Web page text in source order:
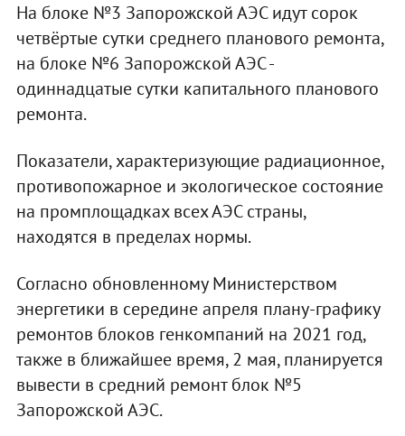
На блоке №3 Запорожской АЭС идут сорок
четвёртые сутки среднего планового ремонта,
на блоке №6 Запорожской АЭС -
одиннадцатые сутки капитального планового
ремонта.
Показатели, характеризующие радиационное,
противопожарное и экологическое состояние
на промплощадках всех АЭС страны,
находятся в пределах нормы.
Согласно обновленному Министерством
энергетики в середине апреля плану-графику
ремонтов блоков генкомпаний на 2021 год,
также в ближайшее время, 2 мая, планируется
вывести в средний ремонт блок №5
Запорожской АЭС.